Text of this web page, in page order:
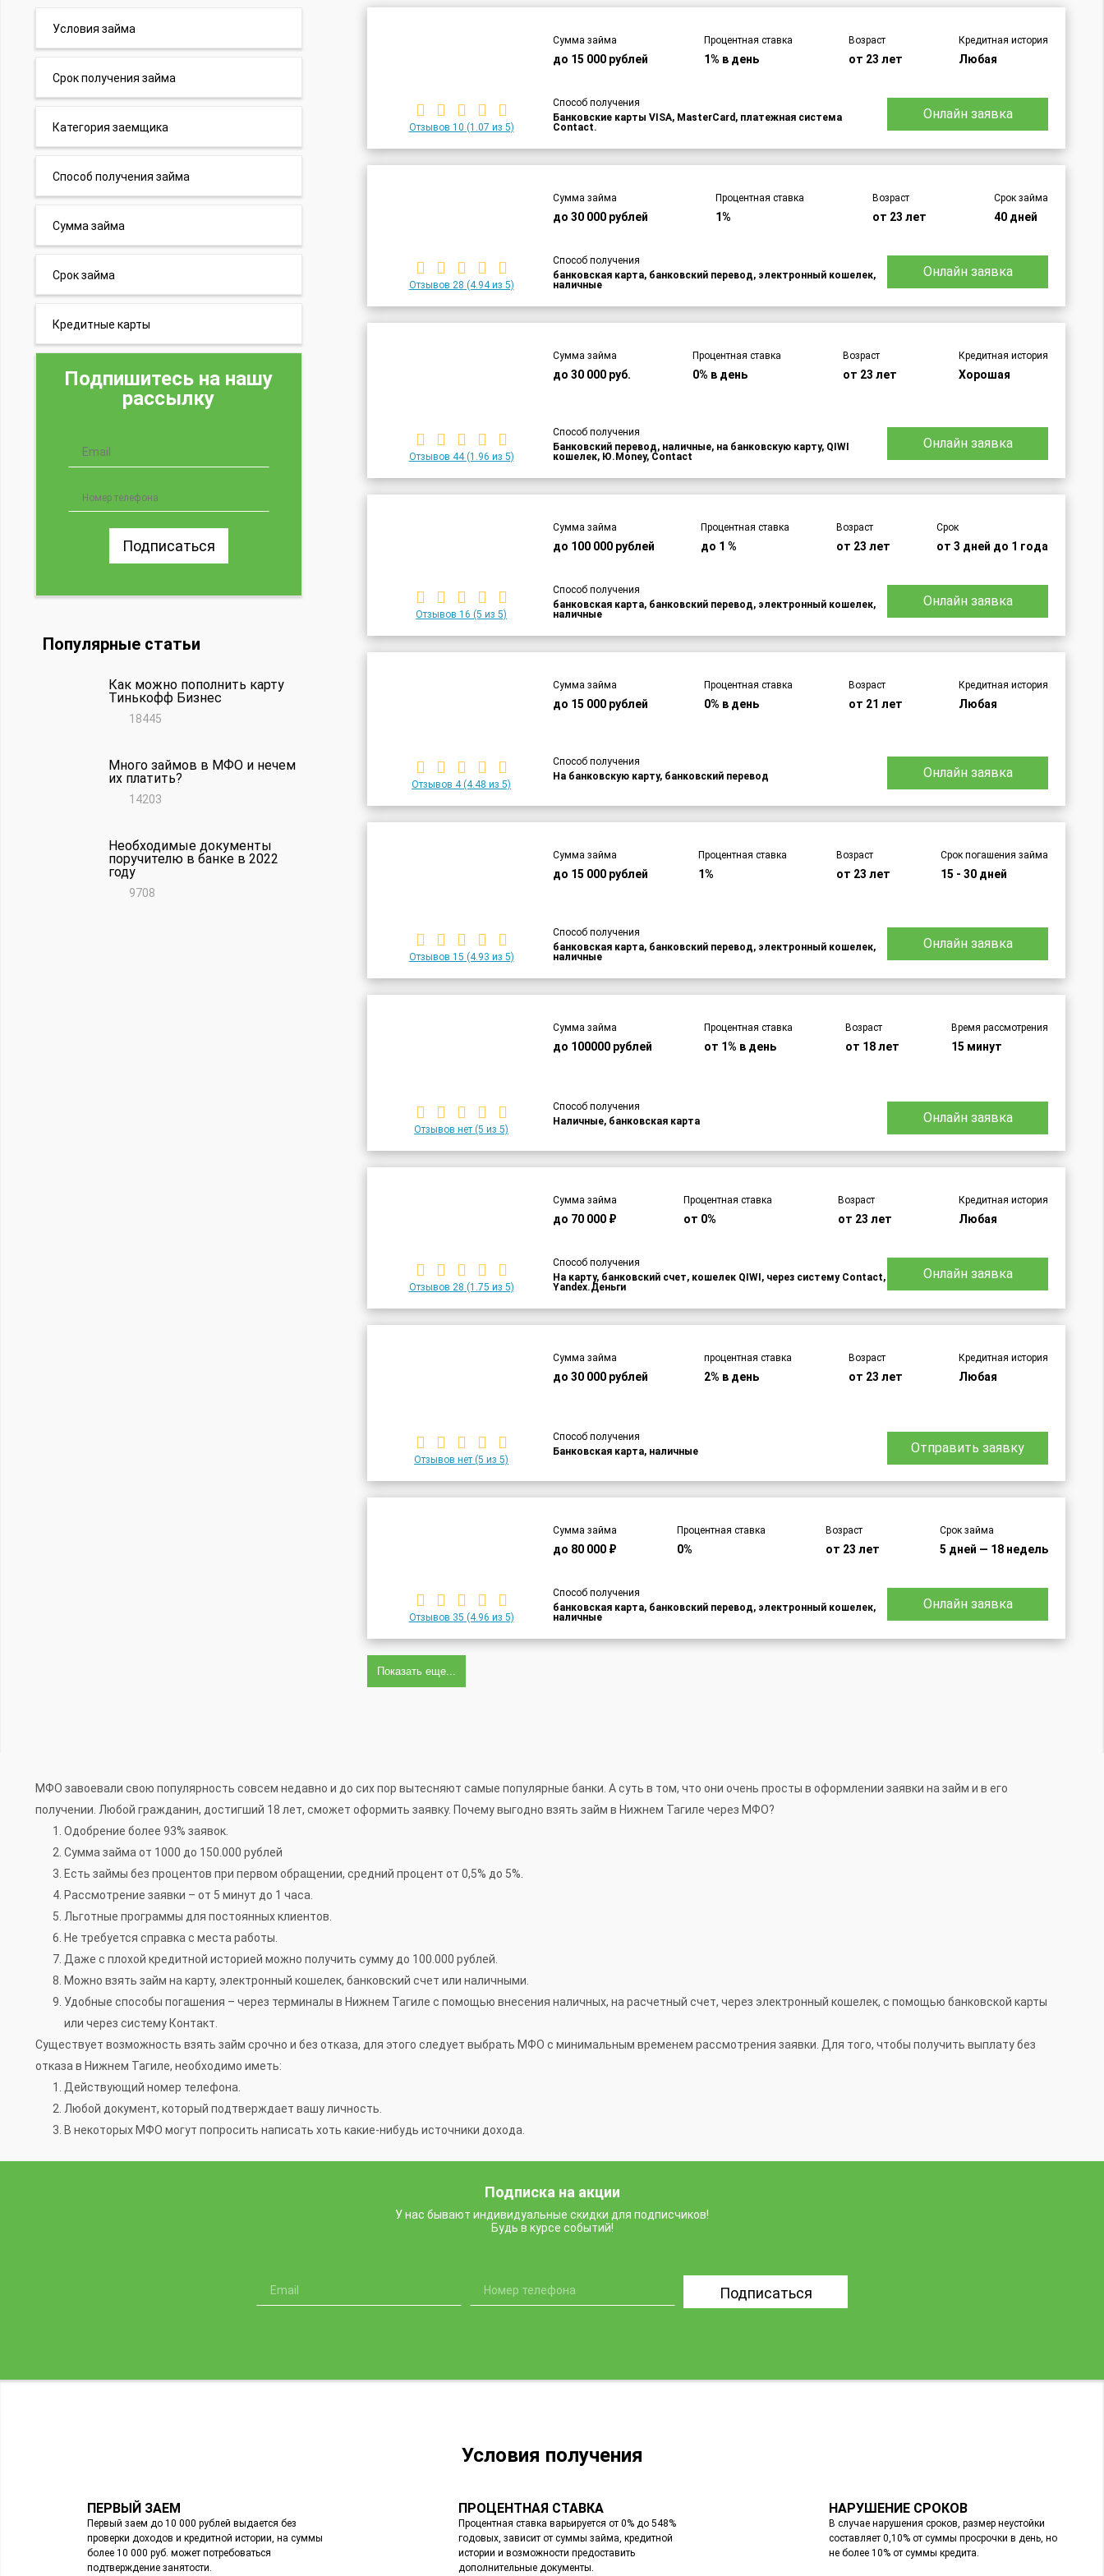
Условия займа
Срок получения займа
Категория заемщика
Способ получения займа
Сумма займа
Срок займа
Кредитные карты
Подпишитесь на нашу
рассылку
Подписаться
Популярные статьи
Как можно пополнить карту
Тинькофф Бизнес
18445
Много займов в МФО и нечем
их платить?
14203
Необходимые документы
поручителю в банке в 2022
году
9708
Отзывов 10 (1.07 из 5)
Сумма займа
до 15 000 рублей
Процентная ставка
1% в день
Возраст
от 23 лет
Кредитная история
Любая
Способ получения
Банковские карты VISA, MasterCard, платежная система
Contact.
Онлайн заявка
Отзывов 28 (4.94 из 5)
Сумма займа
до 30 000 рублей
Процентная ставка
1%
Возраст
от 23 лет
Срок займа
40 дней
Способ получения
банковская карта, банковский перевод, электронный кошелек,
наличные
Онлайн заявка
Отзывов 44(1.96 из 5)
Сумма займа
до 30 000 руб.
Процентная ставка
0% в день
Возраст
от 23 лет
Кредитная история
Хорошая
Способ получения
Банковский перевод, наличные, на банковскую карту, QIWI
кошелек, Ю.Money, Contact
Онлайн заявка
Отзывов 16 (5 из 5)
Сумма займа
до 100 000 рублей
Процентная ставка
до 1 %
Возраст
от 23 лет
Срок
от 3 дней до 1 года
Способ получения
банковская карта, банковский перевод, электронный кошелек,
наличные
Онлайн заявка
Отзывов 4(4.48 из 5)
Сумма займа
до 15 000 рублей
Процентная ставка
0% в день
Возраст
от 21 лет
Кредитная история
Любая
Способ получения
На банковскую карту, банковский перевод
Онлайн заявка
Отзывов 15 (4.93 из 5)
Сумма займа
до 15 000 рублей
Процентная ставка
1%
Возраст
от 23 лет
Срок погашения займа
15 - 30 дней
Способ получения
банковская карта, банковский перевод, электронный кошелек,
наличные
Онлайн заявка
Отзывов нет (5 из 5)
Сумма займа
до 100000 рублей
Процентная ставка
от 1% в день
Возраст
от 18 лет
Время рассмотрения
15 минут
Способ получения
Наличные, банковская карта
Онлайн заявка
Отзывов 28 (1.75 из 5)
Сумма займа
до 70 000 ₽
Процентная ставка
от 0%
Возраст
от 23 лет
Кредитная история
Любая
Способ получения
На карту, банковский счет, кошелек QIWI, через систему Contact,
Yandex.Деньги
Онлайн заявка
Отзывов нет (5 из 5)
Сумма займа
до 30 000 рублей
процентная ставка
2% в день
Возраст
от 23 лет
Кредитная история
Любая
Способ получения
Банковская карта, наличные
Отправить заявку
Отзывов 35 (4.96 из 5)
Сумма займа
до 80 000 ₽
Процентная ставка
0%
Возраст
от 23 лет
Срок займа
5 дней — 18 недель
Способ получения
банковская карта, банковский перевод, электронный кошелек,
наличные
Онлайн заявка
Показать еще...
МФО завоевали свою популярность совсем недавно и до сих пор вытесняют самые популярные банки. А суть в том, что они очень просты в оформлении заявки на займ и в его
получении. Любой гражданин, достигший 18 лет, сможет оформить заявку. Почему выгодно взять займ в Нижнем Тагиле через МФО?
Одобрение более 93% заявок.
Сумма займа от 1000 до 150.000 рублей
Есть займы без процентов при первом обращении, средний процент от 0,5% до 5%.
Рассмотрение заявки – от 5 минут до 1 часа.
Льготные программы для постоянных клиентов.
Не требуется справка с места работы.
Даже с плохой кредитной историей можно получить сумму до 100.000 рублей.
Можно взять займ на карту, электронный кошелек, банковский счет или наличными.
Удобные способы погашения – через терминалы в Нижнем Тагиле с помощью внесения наличных, на расчетный счет, через электронный кошелек, с помощью банковской карты
или через систему Контакт.
Существует возможность взять займ срочно и без отказа, для этого следует выбрать МФО с минимальным временем рассмотрения заявки. Для того, чтобы получить выплату без
отказа в Нижнем Тагиле, необходимо иметь:
Действующий номер телефона.
Любой документ, который подтверждает вашу личность.
В некоторых МФО могут попросить написать хоть какие-нибудь источники дохода.
Подписка на акции
У нас бывают индивидуальные скидки для подписчиков!
Будь в курсе событий!
Подписаться
Условия получения
ПЕРВЫЙ ЗАЕМ
Первый заем до 10 000 рублей выдается без
проверки доходов и кредитной истории, на суммы
более 10 000 руб. может потребоваться
подтверждение занятости.
ПРОЦЕНТНАЯ СТАВКА
Процентная ставка варьируется от 0% до 548%
годовых, зависит от суммы займа, кредитной
истории и возможности предоставить
дополнительные документы.
НАРУШЕНИЕ СРОКОВ
В случае нарушения сроков, размер неустойки
составляет 0,10% от суммы просрочки в день, но
не более 10% от суммы кредита.